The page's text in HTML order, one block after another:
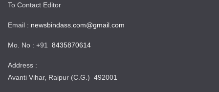
To Contact Editor
Email : newsbindass.com@gmail.com
Mo. No : +91 8435870614
Address :
Avanti Vihar, Raipur (C.G.) 492001